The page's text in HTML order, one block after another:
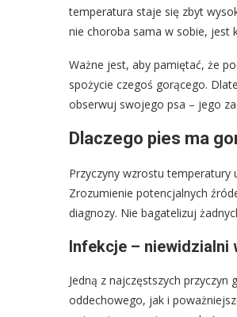
temperatura staje się zbyt
nie choroba sama w sobie, jest
Ważne jest, aby pamiętać, że
spożycie czegoś gorącego.
obserwuj swojego psa – jego
Dlaczego pies ma
Przyczyny wzrostu temperatury
Zrozumienie potencjalnych
diagnozy. Nie bagatelizuj
Infekcje – niewidzialni
Jedną z najczęstszych
oddechowego, jak i